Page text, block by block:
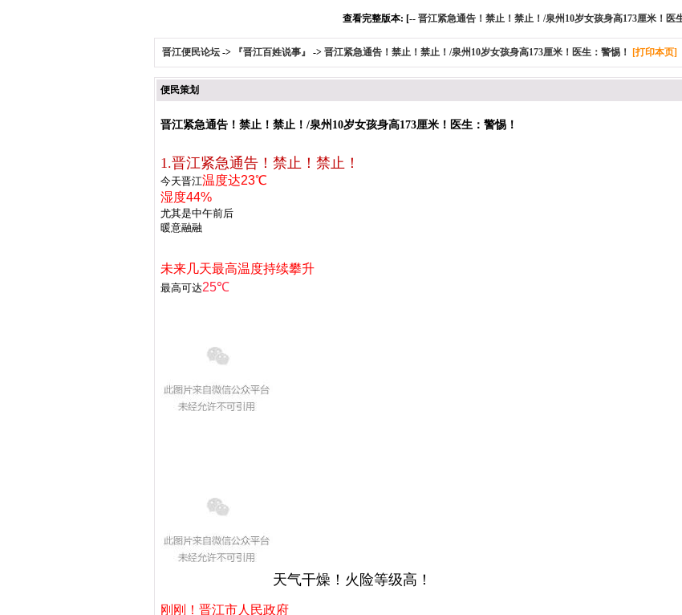
查看完整版本: [-- 晋江紧急通告！禁止！禁止！/泉州10岁女孩身高173厘米！医
晋江便民论坛 -> 『晋江百姓说事』 -> 晋江紧急通告！禁止！禁止！/泉州10岁女孩身高173厘米！医生：警惕！ [打印本页]
便民策划
晋江紧急通告！禁止！禁止！/泉州10岁女孩身高173厘米！医生：警惕！
1.晋江紧急通告！禁止！禁止！
今天晋江温度达23℃
湿度44%
尤其是中午前后
暖意融融
未来几天最高温度持续攀升
最高可达25℃
天气干燥！火险等级高！
刚刚！晋江市人民政府